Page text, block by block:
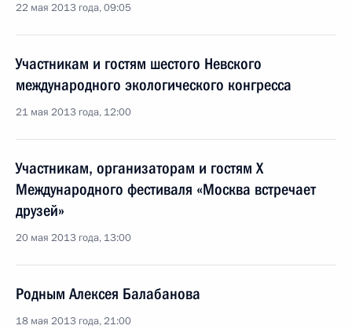
22 мая 2013 года, 09:05
Участникам и гостям шестого Невского
международного экологического конгресса
21 мая 2013 года, 12:00
Участникам, организаторам и гостям X
Международного фестиваля «Москва встречает
друзей»
20 мая 2013 года, 13:00
Родным Алексея Балабанова
18 мая 2013 года, 21:00